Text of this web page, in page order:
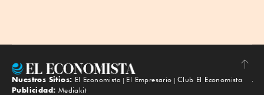
Subir
Nuestros Sitios: El Economista El Empresario
Club El Economista
Publicidad: Mediakit